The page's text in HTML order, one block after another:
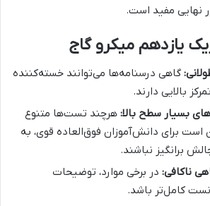
نهایی مفید است.
یازدهم میکرو گاج
گاهی درسنامه‌ها می‌توانند خسته‌کننده
بالایی دارند.
بسیار سطح بالا: هرچند تست‌ها متنوع
است برای دانش‌آموزان فوق‌العاده قوی، به
برانگیز نباشند.
ناکافی: در برخی موارد، توضیحات
کامل‌تر باشد.